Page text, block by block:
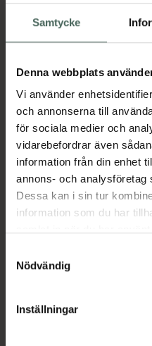
Samtycke
Denna webbplats
Vi använder
och annonserna till
för sociala medier och
vidarebefordrar även
information från din enhet
annons- och analysföretag
Dessa kan i sin tur
information som du har
återkalla ditt samtycke via
cookieinställningar. Ett
lagligheten av behandling
Nödvändig
Inställningar
Köp via
Beskrivning
Läs alltid
användning.
EAN: